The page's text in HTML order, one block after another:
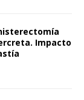
Impacto